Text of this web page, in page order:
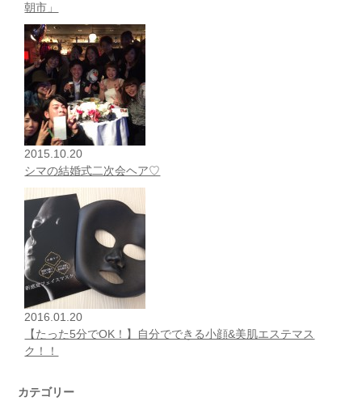
朝市」
2015.10.20
シマの結婚式二次会ヘア♡
2016.01.20
【たった5分でOK！】自分でできる小顔&美肌エステマス
ク！！
カテゴリー